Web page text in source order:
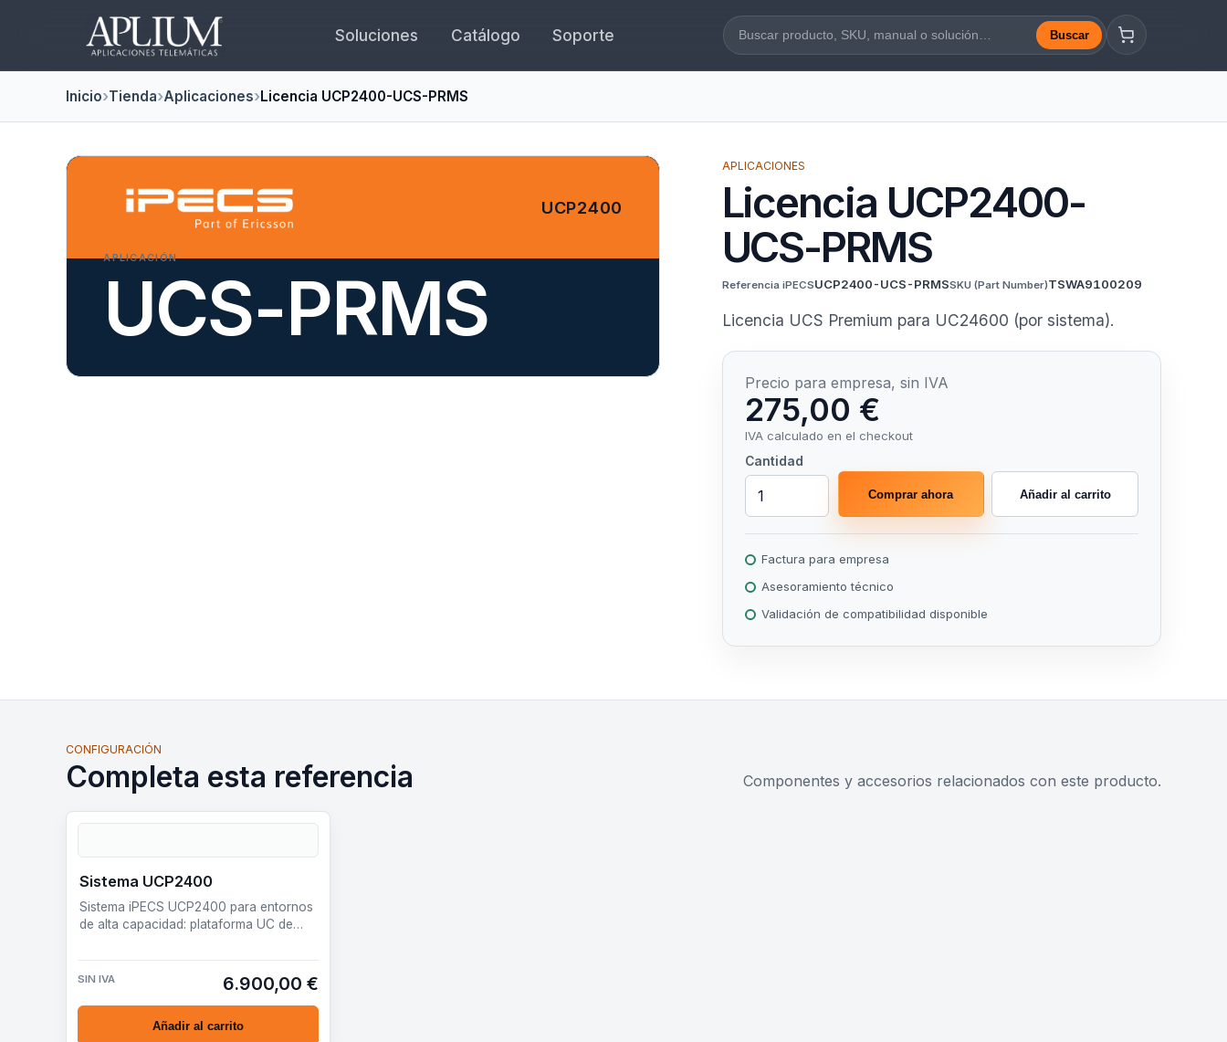
Soluciones Catálogo Soporte Buscar en la web Buscar
Inicio Tienda Aplicaciones Licencia UCP2400-UCS-PRMS
UCP2400
APLICACIÓN
UCS-PRMS
APLICACIONES
Licencia UCP2400-
UCS-PRMS
Referencia iPECSUCP2400-UCS-PRMSSKU (Part Number)TSWA9100209
Licencia UCS Premium para UC24600 (por sistema).
Precio para empresa, sin IVA
275,00 €
IVA calculado en el checkout
Cantidad
Comprar ahora Añadir al carrito
Factura para empresa
Asesoramiento técnico
Validación de compatibilidad disponible
CONFIGURACIÓN
Completa esta referencia Componentes y accesorios relacionados con este producto.
Sistema UCP2400
Sistema iPECS UCP2400 para entornos
de alta capacidad: plataforma UC de
preparada pa…
SIN IVA 6.900,00 €
Añadir al carrito